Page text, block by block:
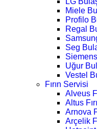
Miele
Profilo
Regal
Seg
Uğur
Vestel
Fırın Servisi
Alveus
Altus
Arnova
Arçelik